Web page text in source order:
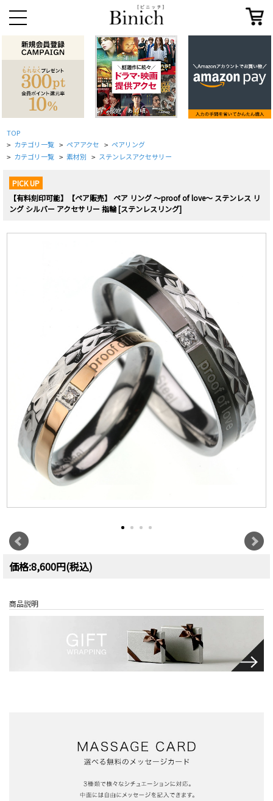
TOP
> カテゴリ一覧 > ペアアクセ > ペアリング
> カテゴリ一覧 > 素材別 > ステンレスアクセサリー
PICK UP
【有料刻印可能】【ペア販売】 ペア リング ～proof of love～ ステンレス リ
ング シルバー アクセサリー 指輪 [ステンレスリング]
価格:8,600円(税込)
商品説明